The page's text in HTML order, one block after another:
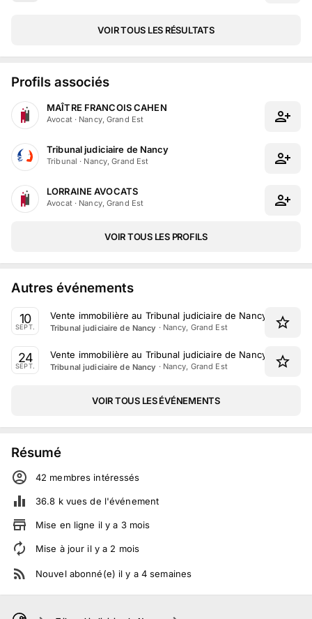
VOIR TOUS LES RÉSULTATS
Profils associés
MAÎTRE FRANCOIS CAHEN
Avocat· Nancy, Grand Est
Tribunal judiciaire de Nancy
Tribunal · Nancy, Grand Est
LORRAINE AVOCATS
Avocat· Nancy, Grand Est
VOIR TOUS LES PROFILS
Autres événements
10
SEPT.
Vente immobilière au Tribunal judiciaire de Nancy le 10
Tribunal judiciaire de Nancy · Nancy, Grand Est
24
SEPT.
Vente immobilière au Tribunal judiciaire de Nancy le 24
Tribunal judiciaire de Nancy · Nancy, Grand Est
VOIR TOUS LES ÉVÉNEMENTS
Résumé
42 membres intéressés
36.8 kvues de l'événement
Mise en ligne il y a 3 mois
Mise à jour il y a 2 mois
Nouvel abonné(e) il y a 4 semaines